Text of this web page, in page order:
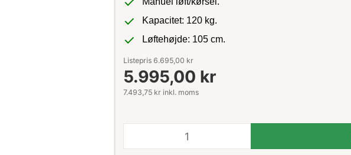
Kapacitet: 120 kg.
Løftehøjde: 105 cm.
Listepris 6.695,00 kr
5.995,00 kr
7.493,75 kr inkl. moms